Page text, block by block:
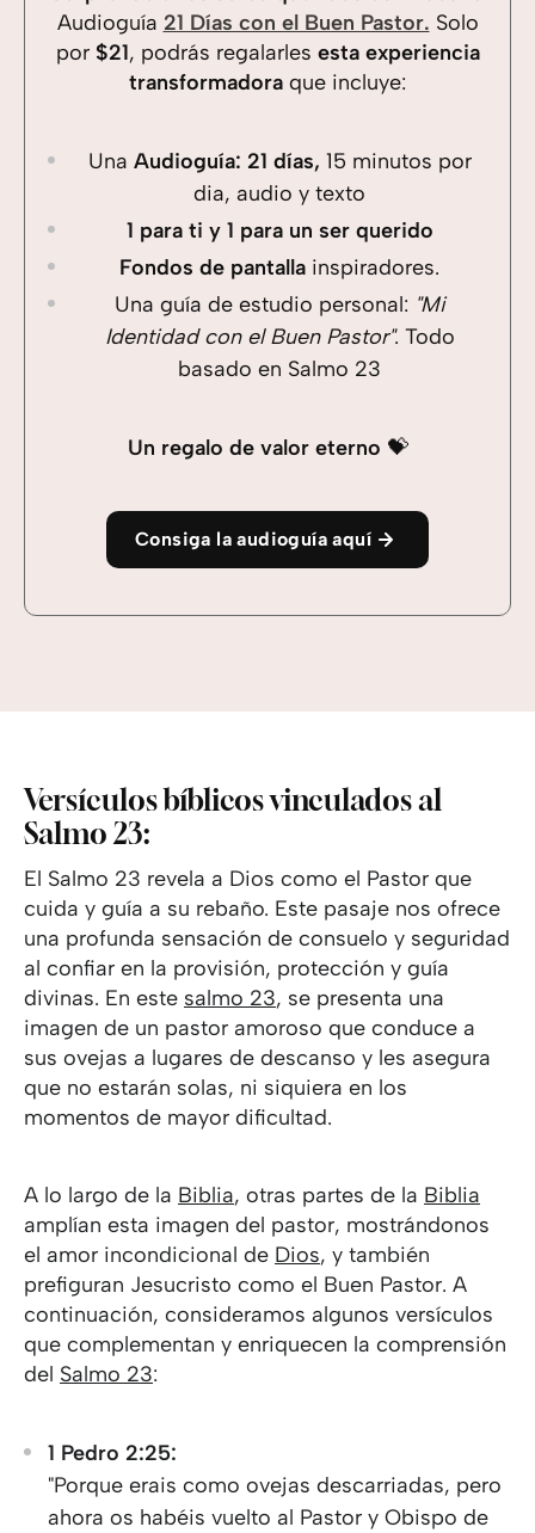
Audioguía 21 Días con el Buen Pastor. Solo
por $21, podrás regalarles esta experiencia
transformadora que incluye:
Una Audioguía: 21 días, 15 minutos por
dia, audio y texto
1 para ti y 1 para un ser querido
Fondos de pantalla inspiradores.
Una guía de estudio personal: "Mi
Identidad con el Buen Pastor". Todo
basado en Salmo 23
Un regalo de valor eterno 💝
Consiga la audioguía aquí
Versículos bíblicos vinculados al
Salmo 23:
El Salmo 23 revela a Dios como el Pastor que
cuida y guía a su rebaño. Este pasaje nos ofrece
una profunda sensación de consuelo y seguridad
al confiar en la provisión, protección y guía
divinas. En este salmo 23, se presenta una
imagen de un pastor amoroso que conduce a
sus ovejas a lugares de descanso y les asegura
que no estarán solas, ni siquiera en los
momentos de mayor dificultad.
A lo largo de la Biblia, otras partes de la Biblia
amplían esta imagen del pastor, mostrándonos
el amor incondicional de Dios, y también
prefiguran Jesucristo como el Buen Pastor. A
continuación, consideramos algunos versículos
que complementan y enriquecen la comprensión
del Salmo 23:
1 Pedro 2:25:
"Porque erais como ovejas descarriadas, pero
ahora os habéis vuelto al Pastor y Obispo de